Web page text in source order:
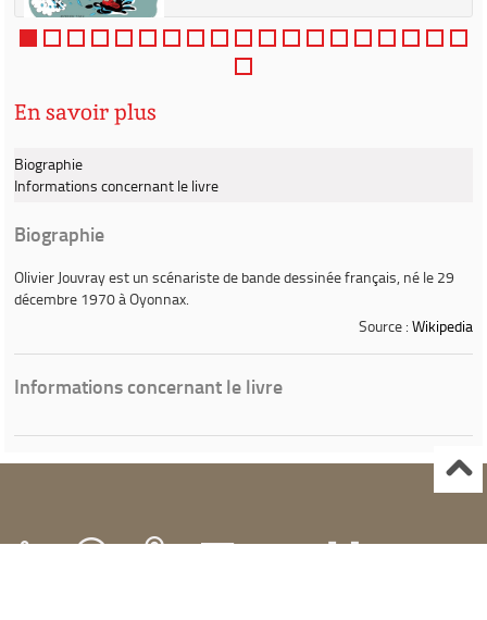
En savoir plus
Biographie
Informations concernant le livre
Biographie
Olivier Jouvrayest un scénariste de bande dessinée français, né le 29
décembre 1970 à Oyonnax.
Source : Wikipedia
Informations concernant le livre